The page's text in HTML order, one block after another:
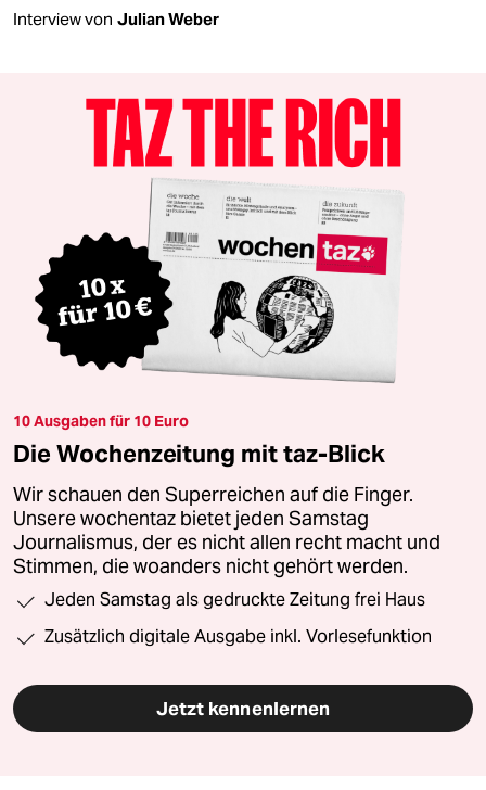
Interview von Julian Weber
10 Ausgaben für 10 Euro
Die Wochenzeitung mit taz-Blick
Wir schauen den Superreichen auf die Finger.
Unsere wochentaz bietet jeden Samstag
Journalismus, der es nicht allen recht macht und
Stimmen, die woanders nicht gehört werden.
Jeden Samstag als gedruckte Zeitung frei Haus
Zusätzlich digitale Ausgabe inkl. Vorlesefunktion
Jetzt kennenlernen